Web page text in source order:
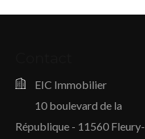
EIC Immobilier
10 boulevard de la
République - 11560 Fleury-